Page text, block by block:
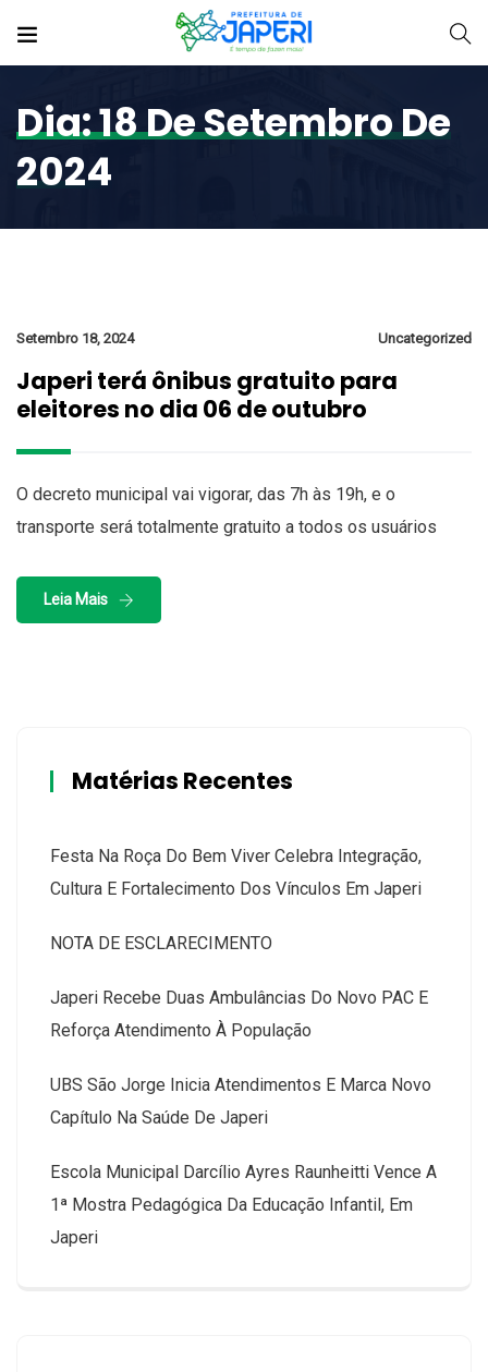
Dia:18 De Setembro De
2024
Setembro 18, 2024 Uncategorized
Japeri terá ônibus gratuito para
eleitores no dia 06 de outubro
O decreto municipal vai vigorar, das 7h às 19h, e o
transporte será totalmente gratuito a todos os usuários
Leia Mais
Matérias Recentes
Festa Na Roça Do Bem Viver Celebra Integração,
Cultura E Fortalecimento Dos Vínculos Em Japeri
NOTA DE ESCLARECIMENTO
Japeri Recebe Duas Ambulâncias Do Novo PAC E
Reforça Atendimento À População
UBS São Jorge Inicia Atendimentos E Marca Novo
Capítulo Na Saúde De Japeri
Escola Municipal Darcílio Ayres Raunheitti Vence A
1ª Mostra Pedagógica Da Educação Infantil, Em
Japeri